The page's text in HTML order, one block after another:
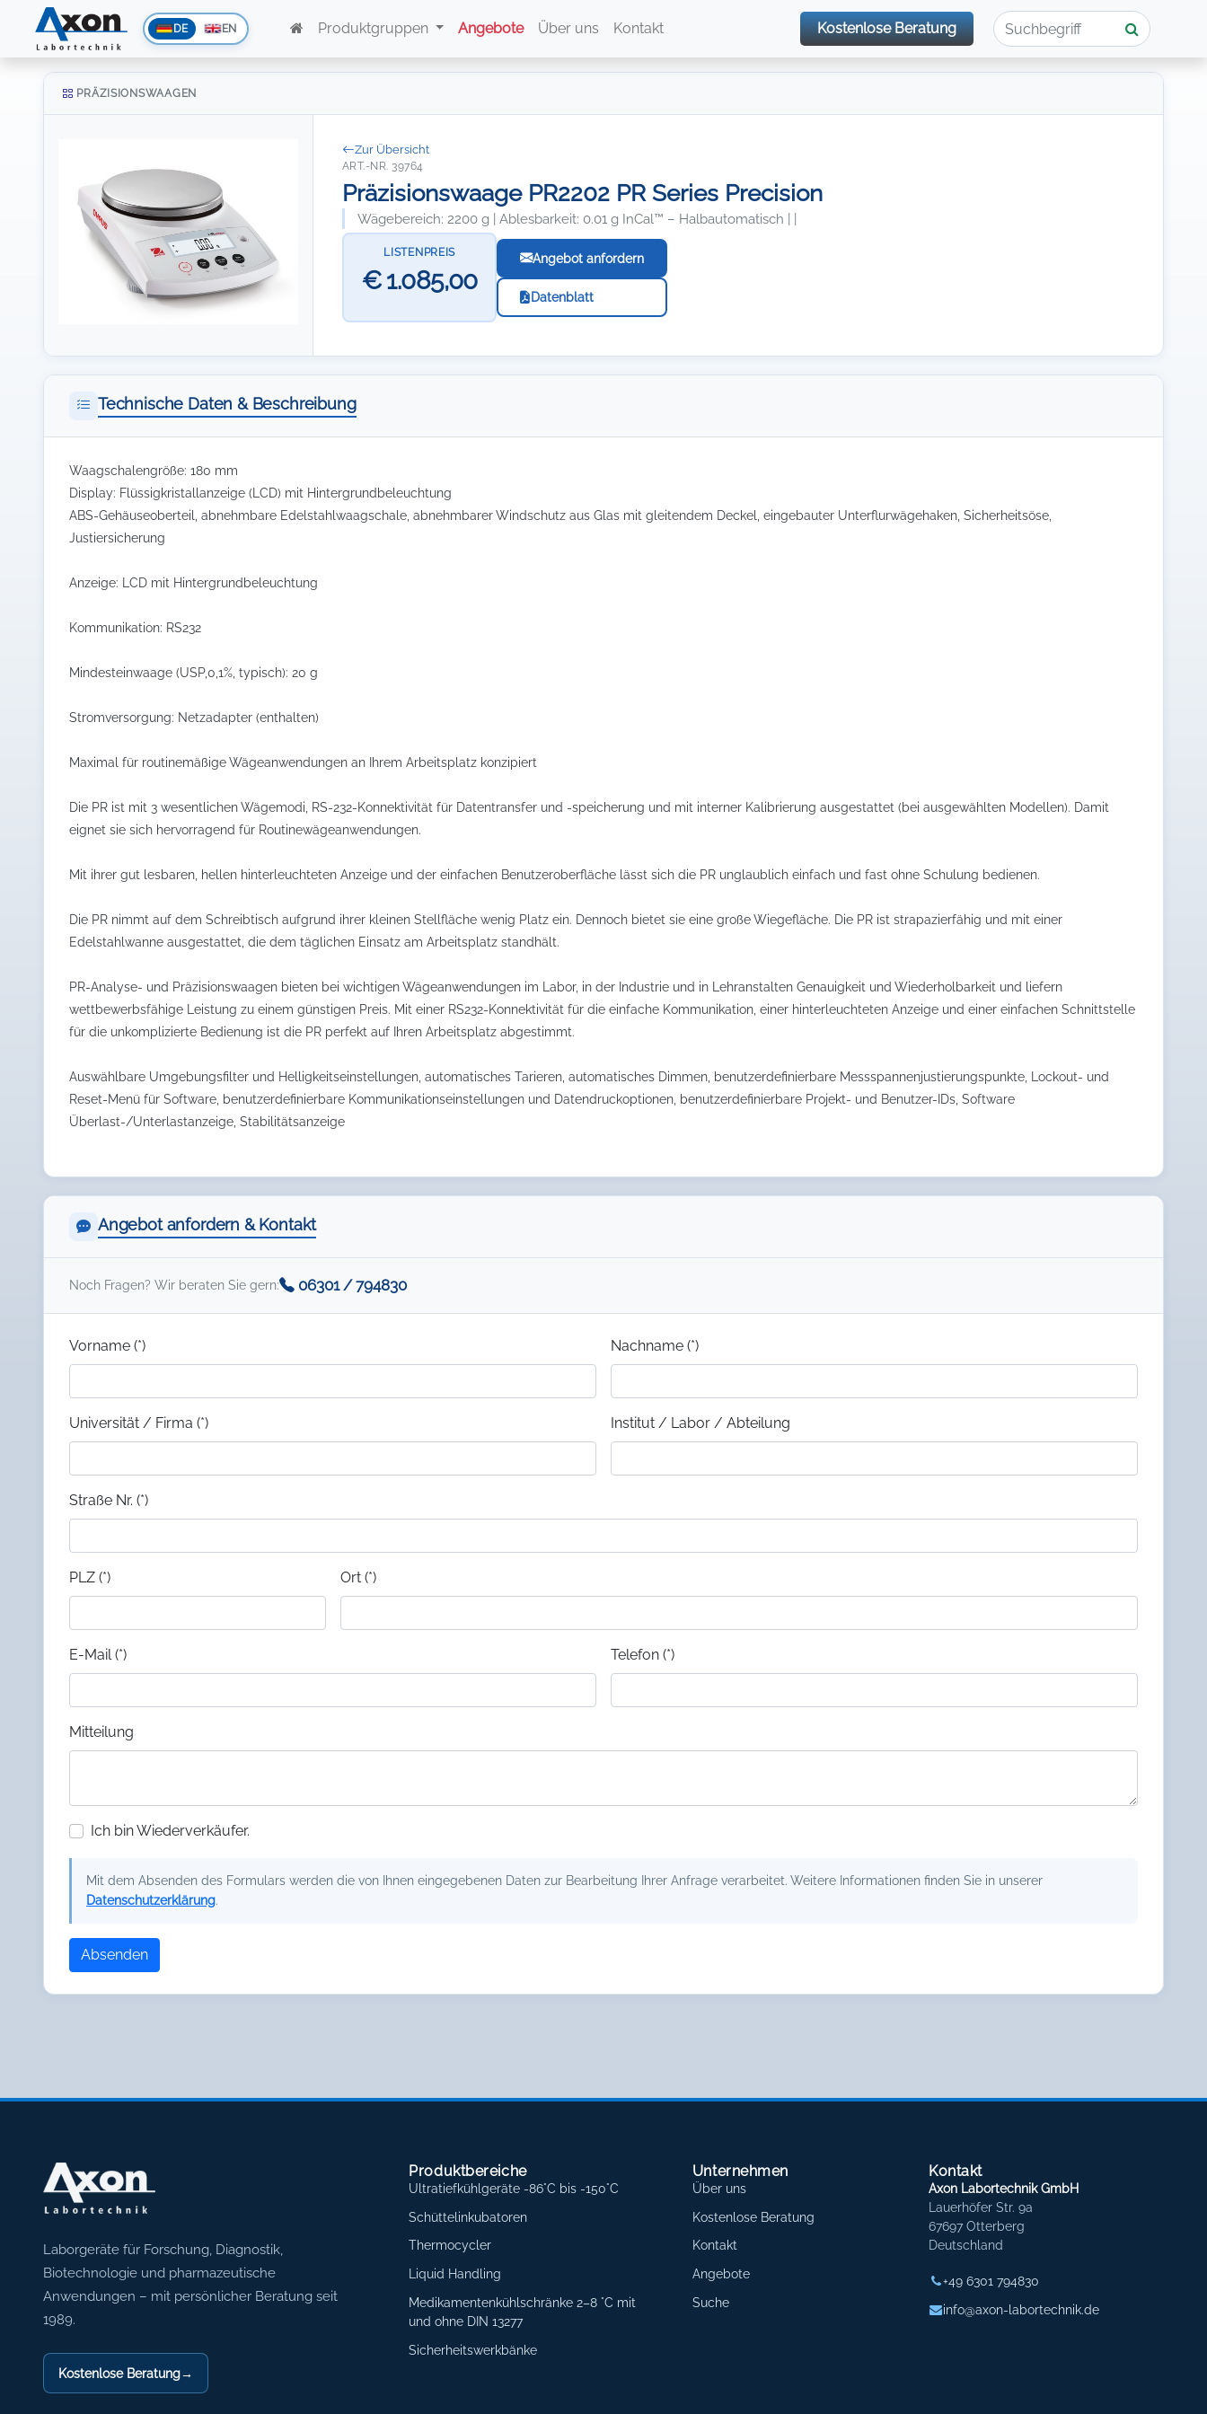
DE EN Produktgruppen Angebote Über uns Kontakt Kostenlose Beratung
PRÄZISIONSWAAGEN
Zur Übersicht
ART.-NR. 39764
Präzisionswaage PR2202 PR Series Precision
Wägebereich: 2200 g | Ablesbarkeit: 0.01 g InCal™ – Halbautomatisch | |
LISTENPREIS
€ 1.085,00
Angebot anfordern
Datenblatt
Technische Daten & Beschreibung
Waagschalengröße: 180 mm
Display: Flüssigkristallanzeige (LCD) mit Hintergrundbeleuchtung
ABS-Gehäuseoberteil, abnehmbare Edelstahlwaagschale, abnehmbarer Windschutz aus Glas mit gleitendem Deckel, eingebauter Unterflurwägehaken, Sicherheitsöse,
Justiersicherung
Anzeige: LCD mit Hintergrundbeleuchtung
Kommunikation: RS232
Mindesteinwaage (USP,0,1%, typisch): 20 g
Stromversorgung: Netzadapter (enthalten)
Maximal für routinemäßige Wägeanwendungen an Ihrem Arbeitsplatz konzipiert
Die PR ist mit 3 wesentlichen Wägemodi, RS-232-Konnektivität für Datentransfer und -speicherung und mit interner Kalibrierung ausgestattet (bei ausgewählten Modellen). Damit
eignet sie sich hervorragend für Routinewägeanwendungen.
Mit ihrer gut lesbaren, hellen hinterleuchteten Anzeige und der einfachen Benutzeroberfläche lässt sich die PR unglaublich einfach und fast ohne Schulung bedienen.
Die PR nimmt auf dem Schreibtisch aufgrund ihrer kleinen Stellfläche wenig Platz ein. Dennoch bietet sie eine große Wiegefläche. Die PR ist strapazierfähig und mit einer
Edelstahlwanne ausgestattet, die dem täglichen Einsatz am Arbeitsplatz standhält.
PR-Analyse- und Präzisionswaagen bieten bei wichtigen Wägeanwendungen im Labor, in der Industrie und in Lehranstalten Genauigkeit und Wiederholbarkeit und liefern
wettbewerbsfähige Leistung zu einem günstigen Preis. Mit einer RS232-Konnektivität für die einfache Kommunikation, einer hinterleuchteten Anzeige und einer einfachen Schnittstelle
für die unkomplizierte Bedienung ist die PR perfekt auf Ihren Arbeitsplatz abgestimmt.
Auswählbare Umgebungsfilter und Helligkeitseinstellungen, automatisches Tarieren, automatisches Dimmen, benutzerdefinierbare Messspannenjustierungspunkte, Lockout- und
Reset-Menü für Software, benutzerdefinierbare Kommunikationseinstellungen und Datendruckoptionen, benutzerdefinierbare Projekt- und Benutzer-IDs, Software
Überlast-/Unterlastanzeige, Stabilitätsanzeige
Angebot anfordern & Kontakt
Noch Fragen? Wir beraten Sie gern: 06301 / 794830
Vorname (*) Nachname (*)
Universität / Firma (*) Institut / Labor / Abteilung
Straße Nr. (*)
PLZ (*) Ort (*)
E-Mail (*) Telefon (*)
Mitteilung
Ich bin Wiederverkäufer.
Mit dem Absenden des Formulars werden die von Ihnen eingegebenen Daten zur Bearbeitung Ihrer Anfrage verarbeitet. Weitere Informationen finden Sie in unserer
Datenschutzerklärung.
Absenden
Axon Labortechnik
Laborgeräte für Forschung, Diagnostik,
Biotechnologie und pharmazeutische
Anwendungen – mit persönlicher Beratung seit
1989.
Kostenlose Beratung→
Produktbereiche
Ultratiefkühlgeräte -86°C bis -150°C
Schüttelinkubatoren
Thermocycler
Liquid Handling
Medikamentenkühlschränke 2–8 °C mit
und ohne DIN 13277
Sicherheitswerkbänke
Unternehmen
Über uns
Kostenlose Beratung
Kontakt
Angebote
Suche
Kontakt
Axon Labortechnik GmbH
Lauerhöfer Str. 9a
67697 Otterberg
Deutschland
+49 6301 794830
info@axon-labortechnik.de